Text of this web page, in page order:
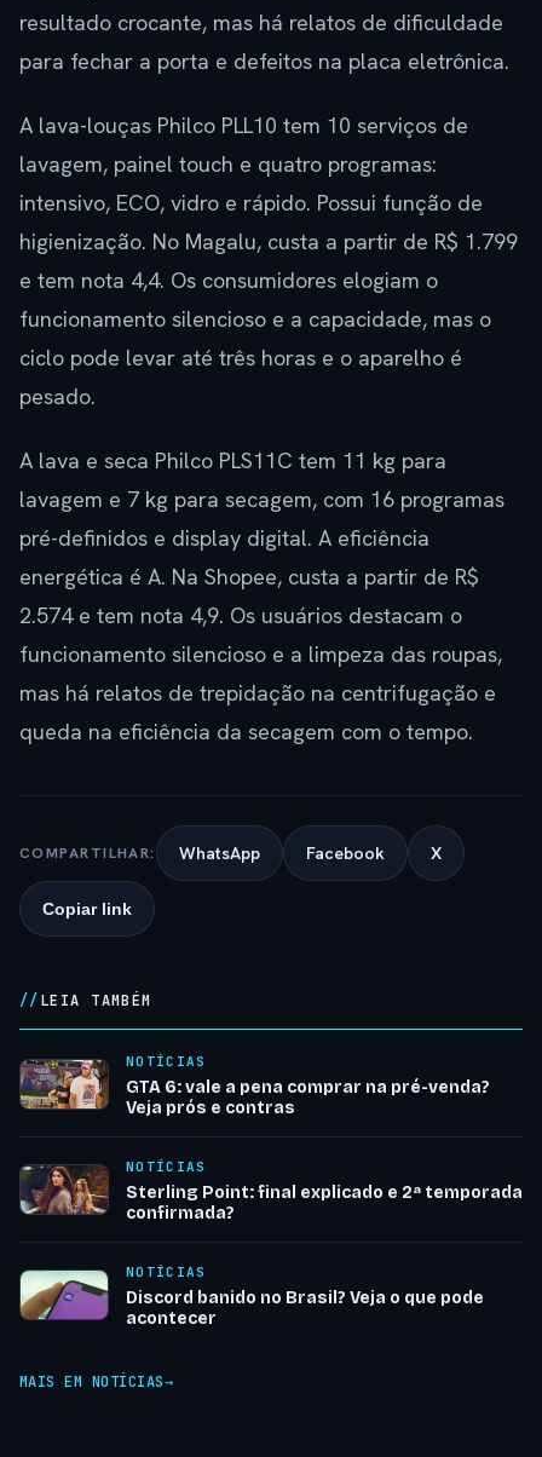
resultado crocante, mas há relatos de dificuldade
para fechar a porta e defeitos na placa eletrônica.
A lava-louças Philco PLL10 tem 10 serviços de
lavagem, painel touch e quatro programas:
intensivo, ECO, vidro e rápido. Possui função de
higienização. No Magalu, custa a partir de R$ 1.799
e tem nota 4,4. Os consumidores elogiam o
funcionamento silencioso e a capacidade, mas o
ciclo pode levar até três horas e o aparelho é
pesado.
A lava e seca Philco PLS11C tem 11 kg para
lavagem e 7 kg para secagem, com 16 programas
pré-definidos e display digital. A eficiência
energética é A. Na Shopee, custa a partir de R$
2.574 e tem nota 4,9. Os usuários destacam o
funcionamento silencioso e a limpeza das roupas,
mas há relatos de trepidação na centrifugação e
queda na eficiência da secagem com o tempo.
COMPARTILHAR: WhatsApp Facebook X
Copiar link
LEIA TAMBÉM
NOTÍCIAS
GTA 6: vale a pena comprar na pré-venda?
Veja prós e contras
NOTÍCIAS
Sterling Point: final explicado e 2ª temporada
confirmada?
NOTÍCIAS
Discord banido no Brasil? Veja o que pode
acontecer
MAIS EM NOTÍCIAS